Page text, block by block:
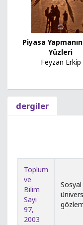
Piyasa
Yüzleri
Feyzan Erkip
dergiler
Toplum
ve
Bilim
Sayı
97,
2003
Sosyal